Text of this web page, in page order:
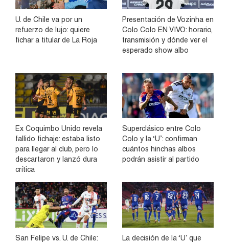
U. de Chile va por un
refuerzo de lujo: quiere
fichar a titular de La Roja
Presentación de Vozinha en
Colo Colo EN VIVO: horario,
transmisión y dónde ver el
esperado show albo
Ex Coquimbo Unido revela
fallido fichaje: estaba listo
para llegar al club, pero lo
descartaron y lanzó dura
crítica
Superclásico entre Colo
Colo y la ‘U’: confirman
cuántos hinchas albos
podrán asistir al partido
San Felipe vs. U. de Chile:
La decisión de la ‘U’ que